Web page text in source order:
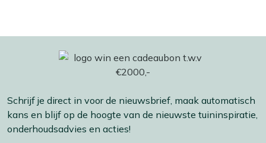
Schrijf je direct in voor de nieuwsbrief, maak automatisch
kans en blijf op de hoogte van de nieuwste tuininspiratie,
onderhoudsadvies en acties!